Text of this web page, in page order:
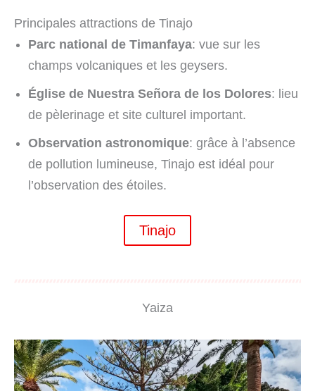
Principales attractions de Tinajo
Parc national de Timanfaya: vue sur les
champs volcaniques et les geysers.
Église de Nuestra Señora de los Dolores: lieu
de pèlerinage et site culturel important.
Observation astronomique: grâce à l’absence
de pollution lumineuse, Tinajo est idéal pour
l’observation des étoiles.
Tinajo
Yaiza